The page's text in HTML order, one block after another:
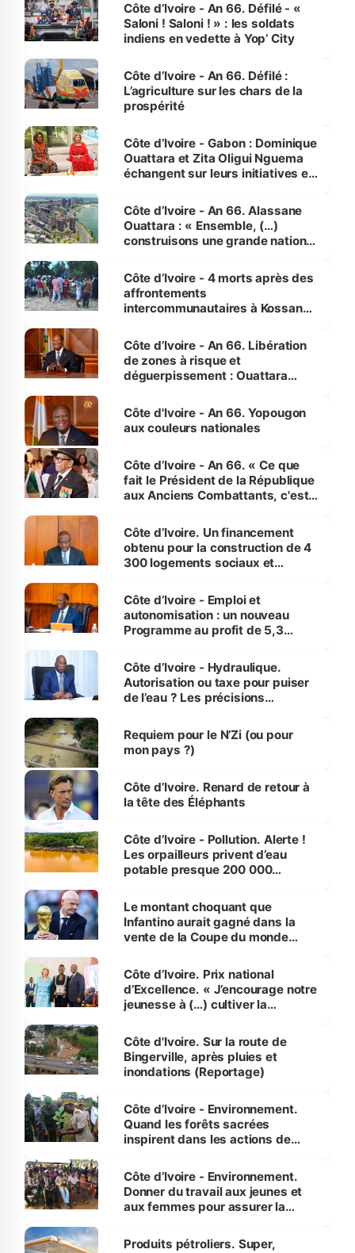
Côte d’Ivoire - An 66. Défilé - «
Saloni ! Saloni ! » : les soldats
indiens en vedette à Yop’ City
Côte d’Ivoire - An 66. Défilé :
L’agriculture sur les chars de la
prospérité
Côte d’Ivoire - Gabon : Dominique
Ouattara et Zita Oligui Nguema
échangent sur leurs initiatives en
enfants
Côte d’Ivoire - An 66. Alassane
Ouattara : « Ensemble, (…)
construisons une grande nation
générations futures »
Côte d’Ivoire - 4 morts après des
affrontements
intercommunautaires à Kossandji
milieu des sinistrés
Côte d’Ivoire - An 66. Libération
de zones à risque et
déguerpissement : Ouattara
l'Etat de droit pour préserver les
vies humaines »
Côte d'Ivoire - An 66. Yopougon
aux couleurs nationales
Côte d’Ivoire - An 66. « Ce que
fait le Président de la République
aux Anciens Combattants, c'est
Côte d’Ivoire. Un financement
obtenu pour la construction de 4
300 logements sociaux et
et Yamoussoukro
Côte d’Ivoire - Emploi et
autonomisation : un nouveau
Programme au profit de 5,3
Côte d’Ivoire - Hydraulique.
Autorisation ou taxe pour puiser
de l’eau ? Les précisions
Requiem pour le N’Zi (ou pour
mon pays ?)
Côte d’Ivoire. Renard de retour à
la tête des Éléphants
Côte d’Ivoire - Pollution. Alerte !
Les orpailleurs privent d’eau
potable presque 200 000
Le montant choquant que
Infantino aurait gagné dans la
vente de la Coupe du monde
Côte d’Ivoire. Prix national
d’Excellence. « J’encourage notre
jeunesse à (…) cultiver la
(Alassane Ouattara
Côte d'Ivoire. Sur la route de
Bingerville, après pluies et
inondations (Reportage)
Côte d’Ivoire - Environnement.
Quand les forêts sacrées
inspirent dans les actions de
Côte d’Ivoire - Environnement.
Donner du travail aux jeunes et
aux femmes pour assurer la
menacées
Produits pétroliers. Super,